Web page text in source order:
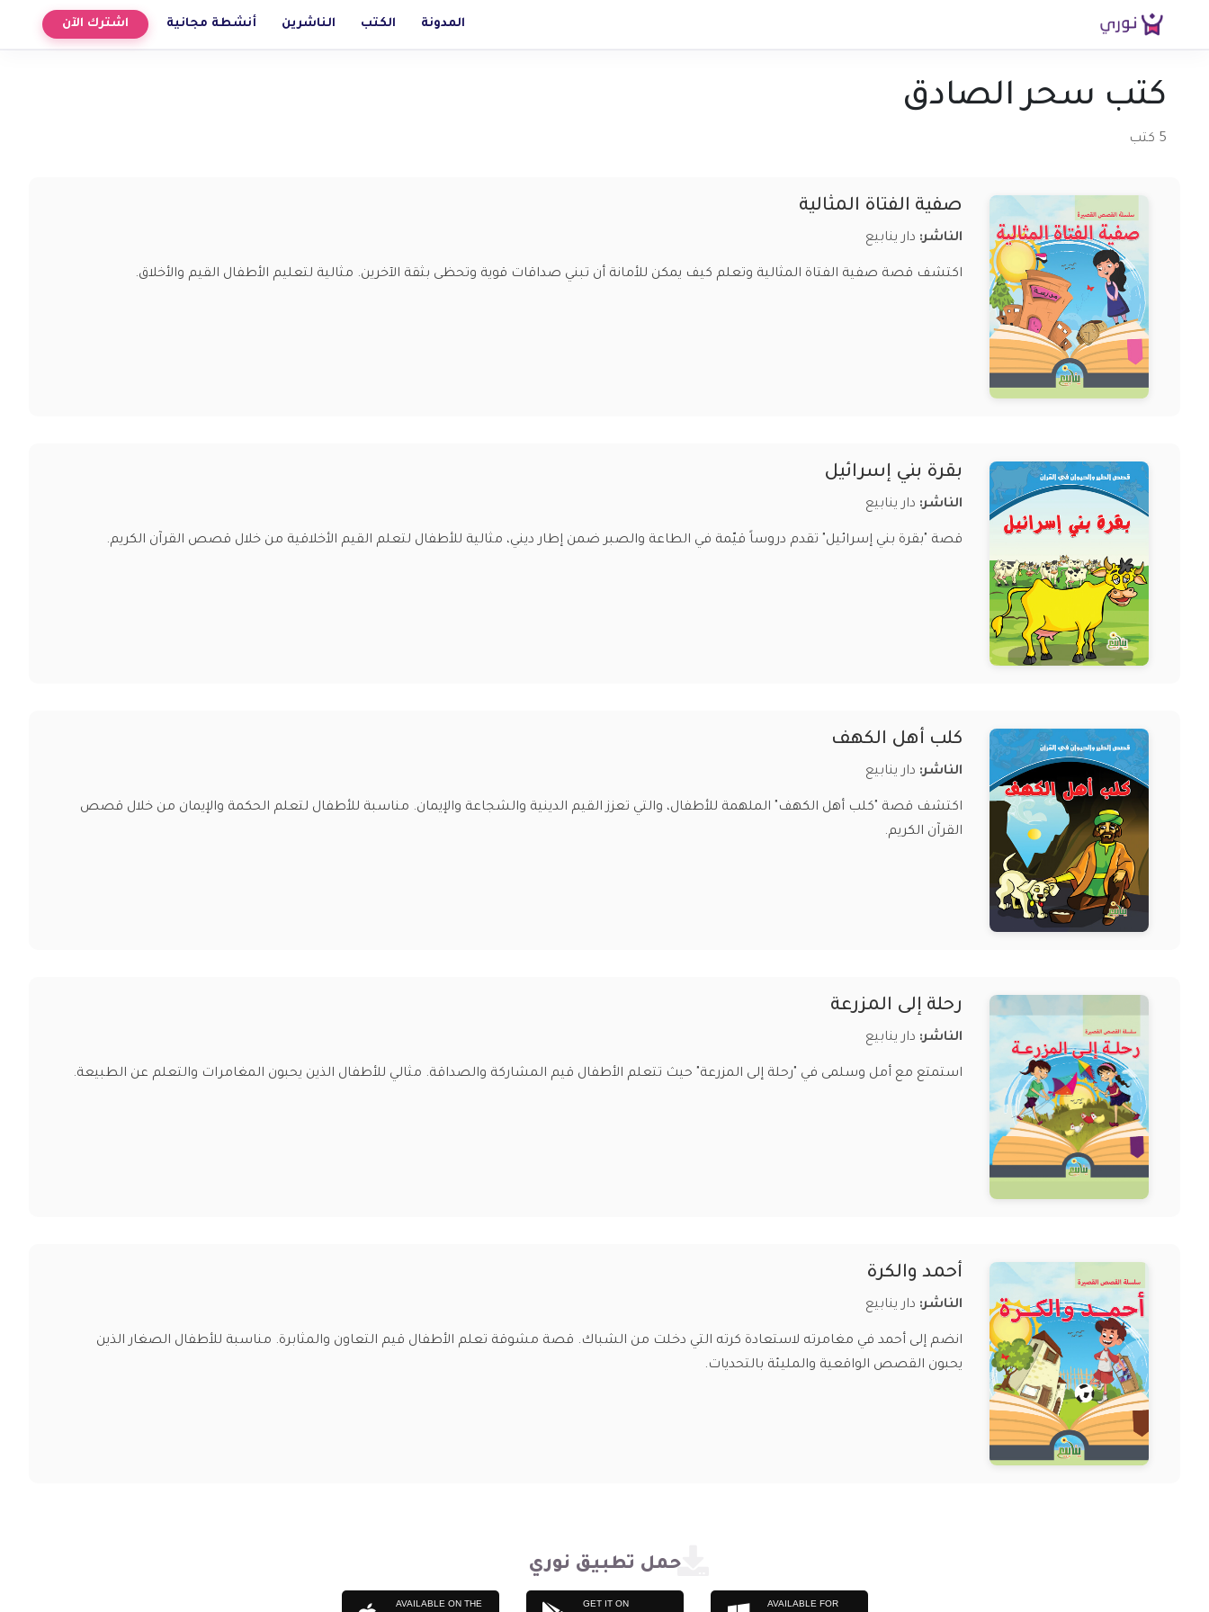
المدونة الكتب الناشرين أنشطة مجانية اشترك الآن
كتب سحر الصادق
5 كتب
صفية الفتاة المثالية
الناشر: دار ينابيع
اكتشف قصة صفية الفتاة المثالية وتعلم كيف يمكن للأمانة أن تبني صداقات قوية وتحظى بثقة الآخرين. مثالية لتعليم الأطفال القيم والأخلاق.
بقرة بني إسرائيل
الناشر: دار ينابيع
قصة "بقرة بني إسرائيل" تقدم دروساً قيّمة في الطاعة والصبر ضمن إطار ديني، مثالية للأطفال لتعلم القيم الأخلاقية من خلال قصص القرآن الكريم.
كلب أهل الكهف
الناشر: دار ينابيع
اكتشف قصة "كلب أهل الكهف" الملهمة للأطفال، والتي تعزز القيم الدينية والشجاعة والإيمان. مناسبة للأطفال لتعلم الحكمة والإيمان من خلال قصص
القرآن الكريم.
رحلة إلى المزرعة
الناشر: دار ينابيع
استمتع مع أمل وسلمى في "رحلة إلى المزرعة" حيث تتعلم الأطفال قيم المشاركة والصداقة. مثالي للأطفال الذين يحبون المغامرات والتعلم عن الطبيعة.
أحمد والكرة
الناشر: دار ينابيع
انضم إلى أحمد في مغامرته لاستعادة كرته التي دخلت من الشباك. قصة مشوقة تعلم الأطفال قيم التعاون والمثابرة. مناسبة للأطفال الصغار الذين
يحبون القصص الواقعية والمليئة بالتحديات.
حمل تطبيق نوري
AVAILABLE ON THE GET IT ON AVAILABLE FOR